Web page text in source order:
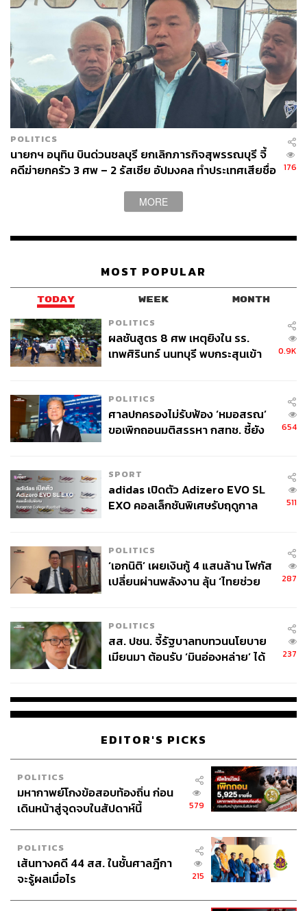
POLITICS
นายกฯ อนุทิน บินด่วนชลบุรี ยกเลิกภารกิจสุพรรณบุรี จี้
คดีฆ่ายกครัว 3 ศพ – 2 รัสเซีย อัปมงคล ทำประเทศเสียชื่อ
176
MORE
MOST POPULAR
TODAY WEEK MONTH
POLITICS
ผลชันสูตร 8 ศพ เหตุยิงใน รร.
เทพศิรินทร์ นนทบุรี พบกระสุนเข้า
0.9K
POLITICS
ศาลปกครองไม่รับฟ้อง ‘หมอสรณ’
ขอเพิกถอนมติสรรหา กสทช. ชี้ยัง
654
SPORT
adidas เปิดตัว Adizero EVO SL
EXO คอลเล็กชันพิเศษรับฤดูกาล
511
POLITICS
‘เอกนิติ’ เผยเงินกู้ 4 แสนล้าน โฟกัส
เปลี่ยนผ่านพลังงาน ลุ้น ‘ไทยช่วย
287
POLITICS
สส. ปชน. จี้รัฐบาลทบทวนนโยบาย
เมียนมา ต้อนรับ ‘มินอ่องหล่าย’ ได้
237
EDITOR'S PICKS
POLITICS
มหากาพย์โกงข้อสอบท้องถิ่น ก่อน
เดินหน้าสู่จุดจบในสัปดาห์นี้
579
POLITICS
เส้นทางคดี 44 สส. ในชั้นศาลฎีกา
จะรู้ผลเมื่อไร
215